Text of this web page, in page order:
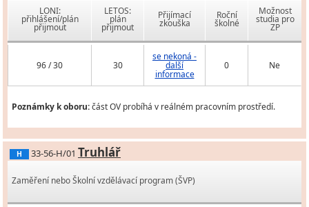
LONI:
přihlášení/plán
přijmout
LETOS:
plán
přijmout
Přijímací
zkouška
Roční
školné
Možnost
studia pro
ZP
96 / 30 30
se nekoná -
další
informace
0 Ne
Poznámky k oboru:část OV probíhá v reálném pracovním prostředí.
H 33-56-H/01 Truhlář
Zaměření nebo Školní vzdělávací program (ŠVP)